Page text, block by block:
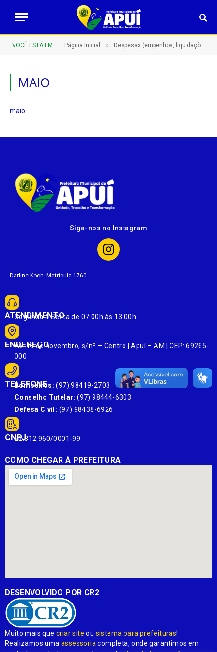
VOCÊ ESTÁ EM: Página Inicial » Despesas (empenhos, liquidações e pagamentos)
MAIO
maio
Siga-nos no Instagram
Darline Koch. Matrícula 1760
ATENDIMENTO
Segunda à Sexta de 07:00h às 13:00h
ENDEREÇO
Av. 13 de novembro, s/nº – Centro | Apuí – AM | CEP: 69265-
000
TELEFONE
Bombeiros: (97) 98419-2703
Conselho Tutelar: (97) 98444-6303
Defesa Civil: (97) 98438-6926
CNPJ:
22.812.960/0001-99
COMO CHEGAR À PREFEITURA
DESENVOLVIDO POR CR2
Muito mais quecriar site ou sistema para prefeituras!
Realizamos umaassessoria completa, onde garantimos em